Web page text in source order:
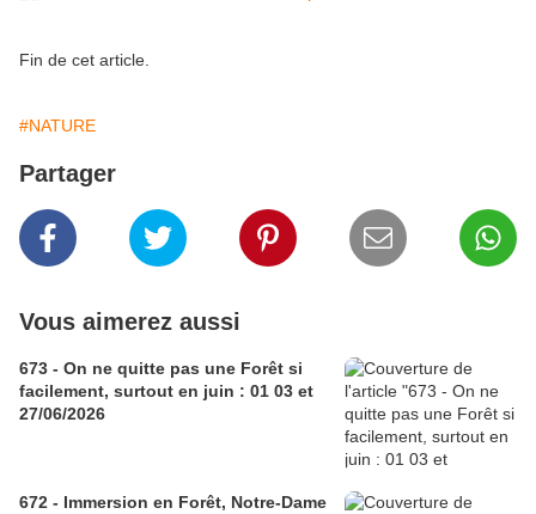
Fin de cet article.
#NATURE
Partager
Vous aimerez aussi
673 - On ne quitte pas une Forêt si
facilement, surtout en juin : 01 03 et
27/06/2026
672 - Immersion en Forêt, Notre-Dame